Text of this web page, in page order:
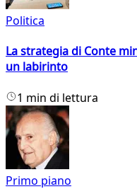
Politica
La strategia di Conte
un labirinto
1 min di lettura
Primo piano